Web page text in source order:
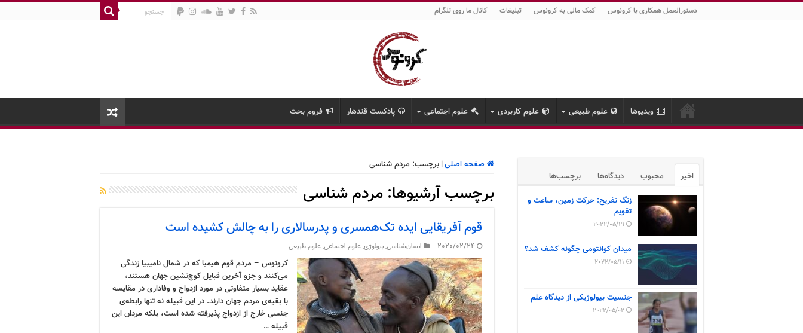
دستورالعمل همکاری با کرونوس کمک مالی به کرونوس تبلیغات کانال ما روی تلگرام
ویدیوها علوم طبیعی علوم کاربردی علوم اجتماعی پادکست قندهار فروم بحث
صفحه اصلی| برچسب: مردم شناسی
برچسب آرشیوها: مردم شناسی
قوم آفریقایی ایده تک‌همسری و پدرسالاری را به چالش کشیده است
2020/02/24 انسان‌شناسی,بیولوژی,علوم اجتماعی,علوم طبیعی
کرونوس – مردم قوم هیمبا که در شمال نامیبیا زندگی
می‌کنند و جزو آخرین قبایل کوچ‌نشین جهان هستند،
عقاید بسیار متفاوتی در مورد ازدواج و وفاداری در مقایسه
با بقیه‌ی مردم جهان دارند. در این قبیله نه تنها رابطه‌ی
جنسی خارج از ازدواج پذیرفته شده است، بلکه مردان این
قبیله …
اخیر محبوب دیدگاه‌ها برچسب‌ها
زنگ تفریح: حرکت زمین، ساعت و
تقویم
2022/05/19
میدان کوانتومی چگونه کشف شد؟
2022/05/11
جنسیت بیولوژیکی از دیدگاه علم
2022/05/02